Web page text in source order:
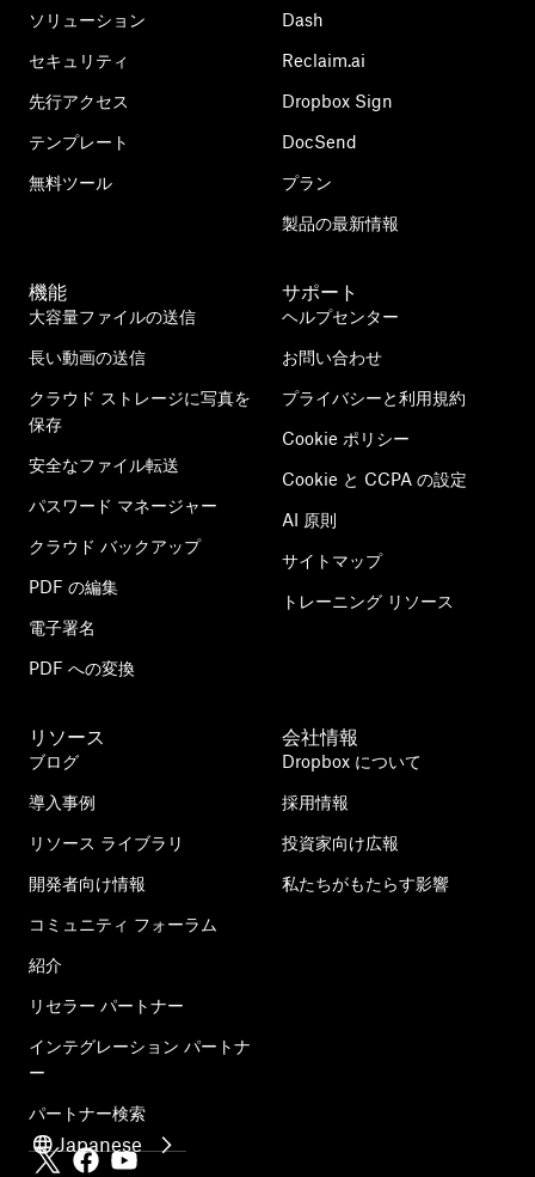
ソリューション
セキュリティ
先行アクセス
テンプレート
無料ツール
Dash
Reclaim.ai
Dropbox Sign
DocSend
プラン
製品の最新情報
機能
大容量ファイルの送信
長い動画の送信
クラウド ストレージに写真を
保存
安全なファイル転送
パスワード マネージャー
クラウド バックアップ
PDF の編集
電子署名
PDF への変換
サポート
ヘルプセンター
お問い合わせ
プライバシーと利用規約
Cookie ポリシー
Cookie と CCPA の設定
AI 原則
サイトマップ
トレーニング リソース
リソース
ブログ
導入事例
リソース ライブラリ
開発者向け情報
コミュニティ フォーラム
紹介
リセラー パートナー
インテグレーション パートナ
ー
パートナー検索
会社情報
Dropbox について
採用情報
投資家向け広報
私たちがもたらす影響
Japanese